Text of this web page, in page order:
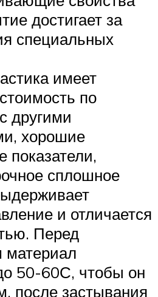
достигает за
специальных
имеет
по
другими
хорошие
показатели,
сплошное
и отличается
Перед
материал
50-60С, чтобы он
после застывания